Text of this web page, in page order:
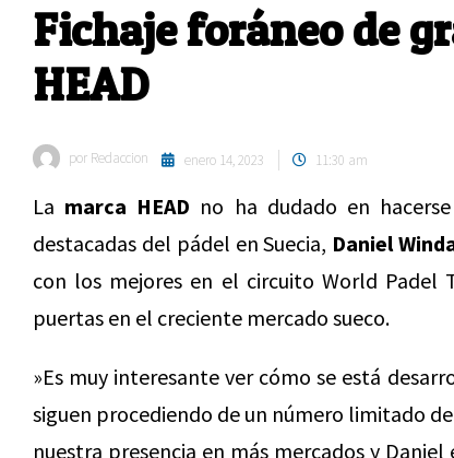
Fichaje foráneo de
HEAD
por Redaccion enero 14, 2023 11:30 am
La marca HEAD no ha dudado en
destacadas del pádel en Suecia, Daniel
con los mejores en el circuito World Padel
puertas en el creciente mercado sueco.
»Es muy interesante ver cómo se está
siguen procediendo de un número limitado
nuestra presencia en más mercados y